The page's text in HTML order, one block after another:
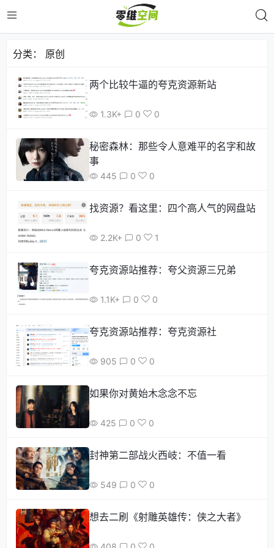
分类： 原创
两个比较牛逼的夸克资源新站
1.3K+ 0 0
秘密森林：那些令人意难平的名字和故
事
445 0 0
找资源？看这里：四个高人气的网盘站
2.2K+ 0 1
夸克资源站推荐：夸父资源三兄弟
1.1K+ 0 0
夸克资源站推荐：夸克资源社
905 0 0
如果你对黄始木念念不忘
425 0 0
封神第二部战火西岐：不值一看
549 0 0
想去二刷《射雕英雄传：侠之大者》